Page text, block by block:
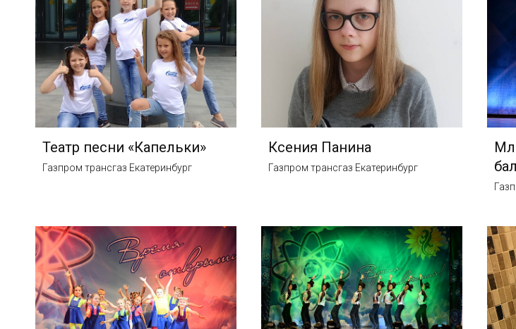
Театр песни «Капельки»
Газпром трансгаз Екатеринбург
Ксения Панина
Газпром трансгаз Екатеринбург